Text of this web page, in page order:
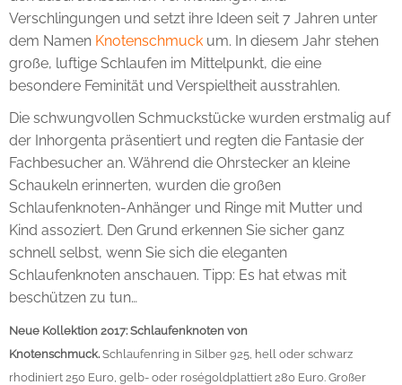
Verschlingungen und setzt ihre Ideen seit 7 Jahren unter
dem Namen Knotenschmuck um. In diesem Jahr stehen
große, luftige Schlaufen im Mittelpunkt, die eine
besondere Feminität und Verspieltheit ausstrahlen.
Die schwungvollen Schmuckstücke wurden erstmalig auf
der Inhorgenta präsentiert und regten die Fantasie der
Fachbesucher an. Während die Ohrstecker an kleine
Schaukeln erinnerten, wurden die großen
Schlaufenknoten-Anhänger und Ringe mit Mutter und
Kind assoziert. Den Grund erkennen Sie sicher ganz
schnell selbst, wenn Sie sich die eleganten
Schlaufenknoten anschauen. Tipp: Es hat etwas mit
beschützen zu tun…
Neue Kollektion 2017: Schlaufenknoten von
Knotenschmuck.Schlaufenring in Silber 925, hell oder schwarz
rhodiniert 250 Euro, gelb- oder roségoldplattiert 280 Euro. Großer